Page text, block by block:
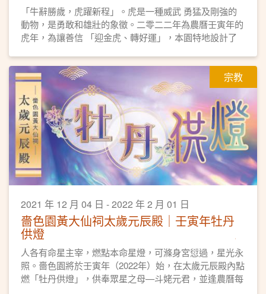
「牛辭勝歲，虎躍新程」。虎是一種威武 勇猛及剛強的
動物，是勇敢和雄壯的象徵。二零二二年為農曆壬寅年的
虎年，為讓善信 「迎金虎、轉好運」，本園特地設計了
迎春接福好運來。 「金虎納福報喜」擺設，經高功法師
誦經、 灑淨， 歡迎善信將「金虎」迎回家中， 為新一年
虎年帶來健康幸福，如意吉祥。
宗教
2021 年 12 月 04 日 - 2022 年 2 月 01 日
嗇色園黃大仙祠太歲元辰殿｜壬寅年牡丹
供燈
人各有命星主宰，燃點本命星燈，可滌身宮愆過，星光永
照。嗇色園將於壬寅年（2022年）始，在太歲元辰殿內點
燃「牡丹供燈」，供奉眾星之母—斗姥元君，並逢農曆每